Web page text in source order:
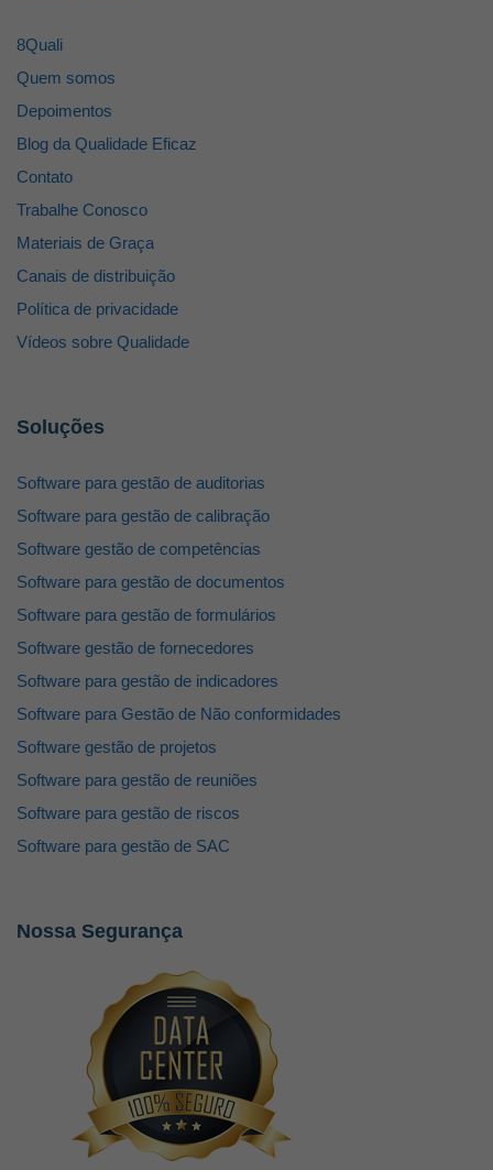
8Quali
Quem somos
Depoimentos
Blog da Qualidade Eficaz
Contato
Trabalhe Conosco
Materiais de Graça
Canais de distribuição
Política de privacidade
Vídeos sobre Qualidade
Soluções
Software para gestão de auditorias
Software para gestão de calibração
Software gestão de competências
Software para gestão de documentos
Software para gestão de formulários
Software gestão de fornecedores
Software para gestão de indicadores
Software para Gestão de Não conformidades
Software gestão de projetos
Software para gestão de reuniões
Software para gestão de riscos
Software para gestão de SAC
Nossa Segurança